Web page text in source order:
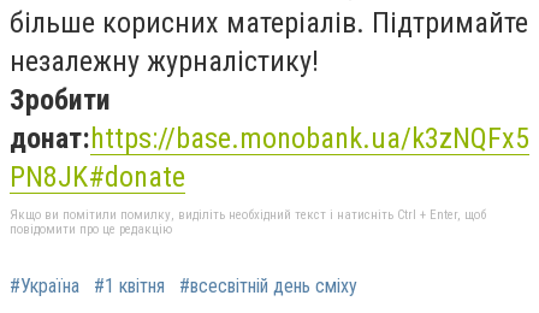
більше корисних матеріалів. Підтримайте
незалежну журналістику!
Зробити
донат:https://base.monobank.ua/k3zNQFx5
PN8JK#donate
Якщо ви помітили помилку, виділіть необхідний текст і натисніть Ctrl + Enter, щоб
повідомити про це редакцію
#Україна #1 квітня #всесвітній день сміху